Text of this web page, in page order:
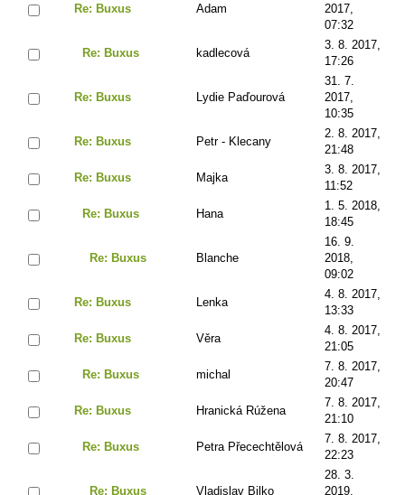
Re: Buxus Adam
2017,
07:32
Re: Buxus kadlecová
3. 8. 2017,
17:26
Re: Buxus Lydie Paďourová
31. 7.
2017,
10:35
Re: Buxus Petr - Klecany
2. 8. 2017,
21:48
Re: Buxus Majka
3. 8. 2017,
11:52
Re: Buxus Hana
1. 5. 2018,
18:45
Re: Buxus Blanche
16. 9.
2018,
09:02
Re: Buxus Lenka
4. 8. 2017,
13:33
Re: Buxus Věra
4. 8. 2017,
21:05
Re: Buxus michal
7. 8. 2017,
20:47
Re: Buxus Hranická Rúžena
7. 8. 2017,
21:10
Re: Buxus Petra Přecechtělová
7. 8. 2017,
22:23
Re: Buxus Vladislav Bilko
28. 3.
2019,